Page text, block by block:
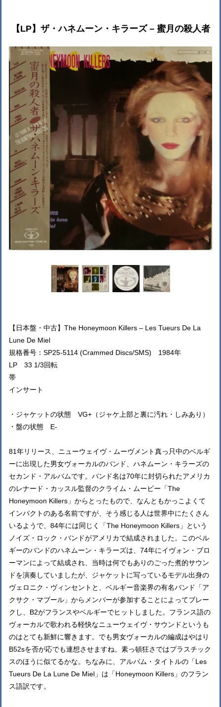
【LP】ザ・ハネムーン・キラーズ – 蜜月の殺人者
【日本盤・中古】The Honeymoon Killers – Les Tueurs De La
Lune De Miel
規格番号：SP25-5114 (Crammed Discs/SMS) 1984年
LP 33 1/3回転
帯
インサート
・ジャケットの状態 VG+（ジャケ上部と裏に汚れ・しみあり）
・盤の状態 E-
81年リリース、ニューウェイヴ・ムーヴメント真っ只中のベルギ
ーに出現した男女ヴォーカルのバンド、ハネムーン・キラーズの
セカンド・アルバムです。バンド名は70年に封切られたアメリカ
のレナード・カッスル監督のクライム・ムービー「The
Honeymoon Killers」からとったもので、なんともかっこよくて
インパクトのある名前ですが、そう感じる人は世界中にたくさん
いるようで、84年には同じく「The Honeymoon Killers」という
ノイズ・ロック・バンドがアメリカで結成されました。このベル
ギーのバンドのハネムーン・キラーズは、74年にイヴォン・ブロ
ーマンによって結成され、当時は何でもありのごった煮的サウン
ドを演奏していましたが、ジャケットに写っているモデル出身の
ヴェロニク・ヴィンセントと、ベルギー音楽界の有名バンド「ア
クサク・マブール」からメンバーが参加することによってブレー
クし、B2がフランスやベルギーでヒットしました。フランス語の
ヴォーカルで歌われる軽快なニューウェイヴ・サウンドというも
のはとても新鮮に響きます。でも男女ヴォーカルの編成はやはり
B52sを否が応でも連想させますね。素っ頓狂さではプラスチック
スのほうに似てるかな。ちなみに、アルバム・タイトルの「Les
Tueurs De La Lune De Miel」は「Honeymoon Killers」のフラン
ス語訳です。